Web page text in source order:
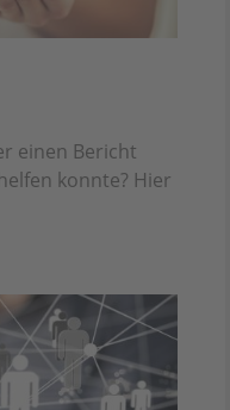
einen Bericht
konnte? Hier